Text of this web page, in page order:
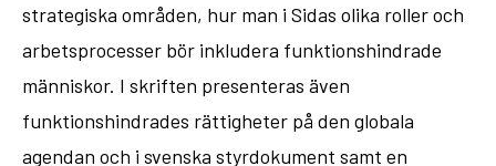
strategiska områden, hur man i Sidas olika roller och
arbetsprocesser bör inkludera funktionshindrade
människor. I skriften presenteras även
funktionshindrades rättigheter på den globala
agendan och i svenska styrdokument samt en